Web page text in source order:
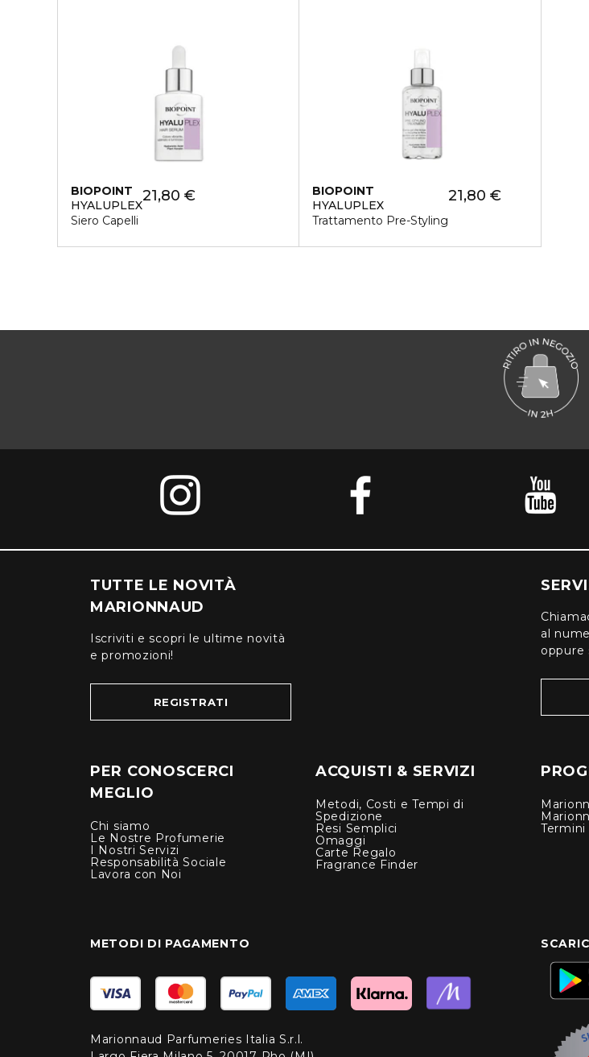
BIOPOINT
HYALUPLEX
Siero Capelli
21,80 €
BIOPOINT
HYALUPLEX
Trattamento Pre-Styling
21,80 €
TUTTE LE NOVITÀ
MARIONNAUD
Iscriviti e scopri le ultime novità
e promozioni!
REGISTRATI
al
oppure
PER CONOSCERCI
MEGLIO
Chi siamo
Le Nostre Profumerie
I Nostri Servizi
Responsabilità Sociale
Lavora con Noi
ACQUISTI & SERVIZI
Metodi, Costi e Tempi di
Spedizione
Resi Semplici
Omaggi
Carte Regalo
Fragrance Finder
Termini
METODI DI PAGAMENTO
Marionnaud Parfumeries Italia S.r.l.